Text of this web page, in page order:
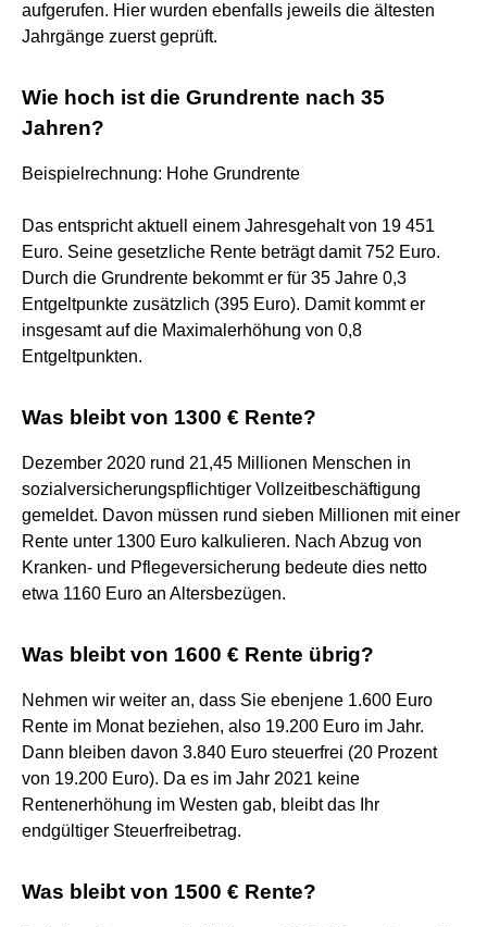
aufgerufen. Hier wurden ebenfalls jeweils die ältesten
Jahrgänge zuerst geprüft.
Wie hoch ist die Grundrente nach 35
Jahren?
Beispielrechnung: Hohe Grundrente
Das entspricht aktuell einem Jahresgehalt von 19 451
Euro. Seine gesetzliche Rente beträgt damit 752 Euro.
Durch die Grundrente bekommt er für 35 Jahre 0,3
Entgeltpunkte zusätzlich (395 Euro). Damit kommt er
insgesamt auf die Maximalerhöhung von 0,8
Entgeltpunkten.
Was bleibt von 1300 € Rente?
Dezember 2020 rund 21,45 Millionen Menschen in
sozialversicherungspflichtiger Vollzeitbeschäftigung
gemeldet. Davon müssen rund sieben Millionen mit einer
Rente unter 1300 Euro kalkulieren. Nach Abzug von
Kranken- und Pflegeversicherung bedeute dies netto
etwa 1160 Euro an Altersbezügen.
Was bleibt von 1600 € Rente übrig?
Nehmen wir weiter an, dass Sie ebenjene 1.600 Euro
Rente im Monat beziehen, also 19.200 Euro im Jahr.
Dann bleiben davon 3.840 Euro steuerfrei (20 Prozent
von 19.200 Euro). Da es im Jahr 2021 keine
Rentenerhöhung im Westen gab, bleibt das Ihr
endgültiger Steuerfreibetrag.
Was bleibt von 1500 € Rente?